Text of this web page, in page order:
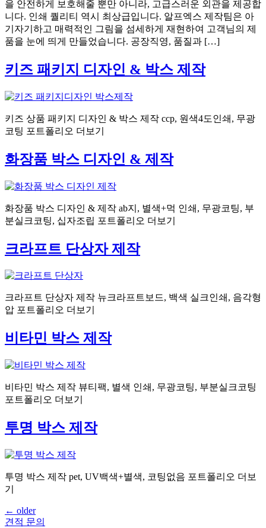
을 안전하게 보호해줄 뿐만 아니라, 고급스러운 외관을 제공합
니다. 인쇄 퀄리티 역시 최상급입니다. 알프엑스 제작팀은 아
기자기하고 매력적인 그림을 섬세하게 재현하여 고객님의 제
품을 눈에 띄게 만들었습니다. 공장직영, 품질과 […]
키즈 패키지 디자인 & 박스 제작
키즈 상품 패키지 디자인 & 박스 제작 ccp, 원색4도인쇄, 무광
코팅 포트폴리오 더보기
화장품 박스 디자인 & 제작
화장품 박스 디자인 & 제작 ab지, 별색+먹 인쇄, 무광코팅, 부
분실크코팅, 십자조립 포트폴리오 더보기
크라프트 단상자 제작
크라프트 단상자 제작 뉴크라프트보드, 백색 실크인쇄, 음각형
압 포트폴리오 더보기
비타민 박스 제작
비타민 박스 제작 뷰티팩, 별색 인쇄, 무광코팅, 부분실크코팅
포트폴리오 더보기
투명 박스 제작
투명 박스 제작 pet, UV백색+별색, 코팅없음 포트폴리오 더보
기
← older
견적 문의